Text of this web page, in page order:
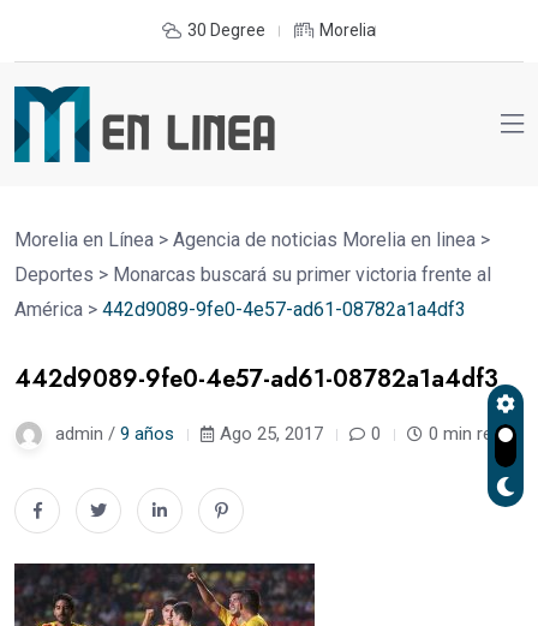
30 Degree Morelia
Morelia en Línea > Agencia de noticias Morelia en linea >
Deportes > Monarcas buscará su primer victoria frente al
América > 442d9089-9fe0-4e57-ad61-08782a1a4df3
442d9089-9fe0-4e57-ad61-08782a1a4df3
admin / 9 años Ago 25, 2017 0 0 min read